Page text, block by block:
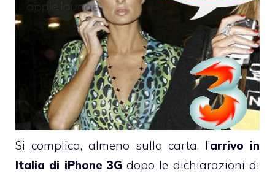
Si complica, almeno sulla carta, l’arrivo in
Italia di iPhone 3G dopo le dichiarazioni di